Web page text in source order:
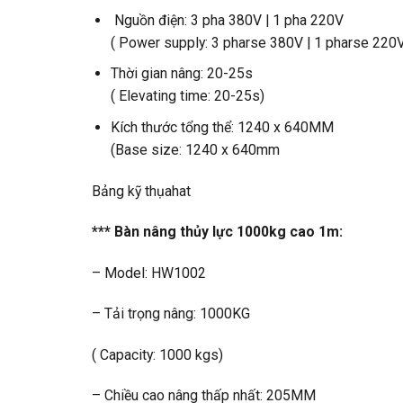
Nguồn điện: 3 pha 380V | 1 pha 220V
( Power supply: 3 pharse 380V | 1 pharse
Thời gian nâng: 20-25s
( Elevating time: 20-25s)
Kích thước tổng thể: 1240 x 640MM
(Base size: 1240 x 640mm
Bảng kỹ thụahat
*** Bàn nâng thủy lực 1000kg cao 1m:
– Model: HW1002
– Tải trọng nâng: 1000KG
( Capacity: 1000 kgs)
– Chiều cao nâng thấp nhất: 205MM